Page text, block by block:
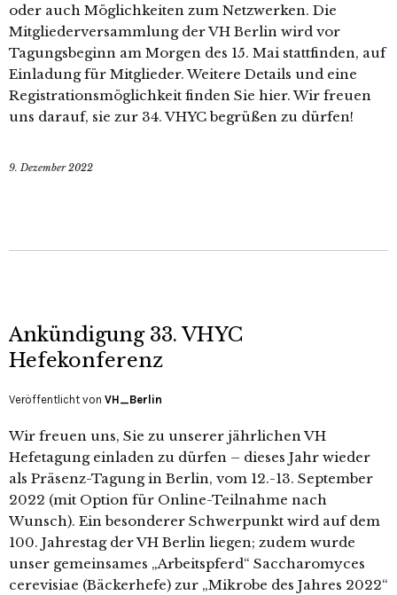
oder auch Möglichkeiten zum Netzwerken. Die
Mitgliederversammlung der VH Berlin wird vor
Tagungsbeginn am Morgen des 15. Mai stattfinden, auf
Einladung für Mitglieder. Weitere Details und eine
Registrationsmöglichkeit finden Sie hier. Wir freuen
uns darauf, sie zur 34. VHYC begrüßen zu dürfen!
9. Dezember 2022
Ankündigung 33. VHYC
Hefekonferenz
Veröffentlicht von VH_Berlin
Wir freuen uns, Sie zu unserer jährlichen VH
Hefetagung einladen zu dürfen – dieses Jahr wieder
als Präsenz-Tagung in Berlin, vom 12.-13. September
2022 (mit Option für Online-Teilnahme nach
Wunsch). Ein besonderer Schwerpunkt wird auf dem
100. Jahrestag der VH Berlin liegen; zudem wurde
unser gemeinsames „Arbeitspferd“ Saccharomyces
cerevisiae (Bäckerhefe) zur „Mikrobe des Jahres 2022“